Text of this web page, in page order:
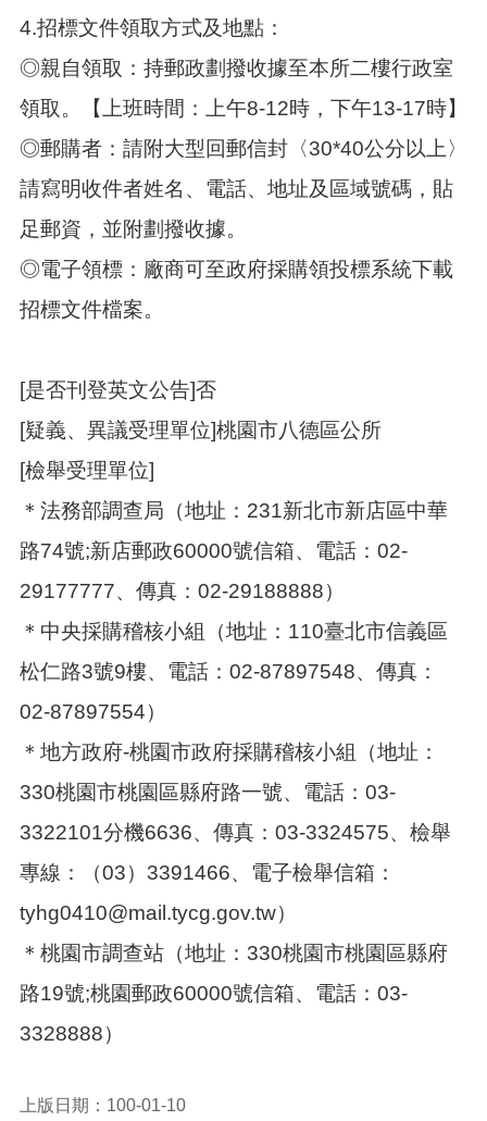
4.招標文件領取方式及地點：
◎親自領取：持郵政劃撥收據至本所二樓行政室
領取。【上班時間：上午8-12時，下午13-17時】
◎郵購者：請附大型回郵信封〈30*40公分以上〉
請寫明收件者姓名、電話、地址及區域號碼，貼
足郵資，並附劃撥收據。
◎電子領標：廠商可至政府採購領投標系統下載
招標文件檔案。
[是否刊登英文公告]否
[疑義、異議受理單位]桃園市八德區公所
[檢舉受理單位]
＊法務部調查局（地址：231新北市新店區中華
路74號;新店郵政60000號信箱、電話：02-
29177777、傳真：02-29188888）
＊中央採購稽核小組（地址：110臺北市信義區
松仁路3號9樓、電話：02-87897548、傳真：
02-87897554）
＊地方政府-桃園市政府採購稽核小組（地址：
330桃園市桃園區縣府路一號、電話：03-
3322101分機6636、傳真：03-3324575、檢舉
專線：（03）3391466、電子檢舉信箱：
tyhg0410@mail.tycg.gov.tw）
＊桃園市調查站（地址：330桃園市桃園區縣府
路19號;桃園郵政60000號信箱、電話：03-
3328888）
上版日期：100-01-10